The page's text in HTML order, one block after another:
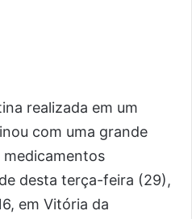
realizada em um
com uma grande
medicamentos
desta terça-feira (29),
em Vitória da